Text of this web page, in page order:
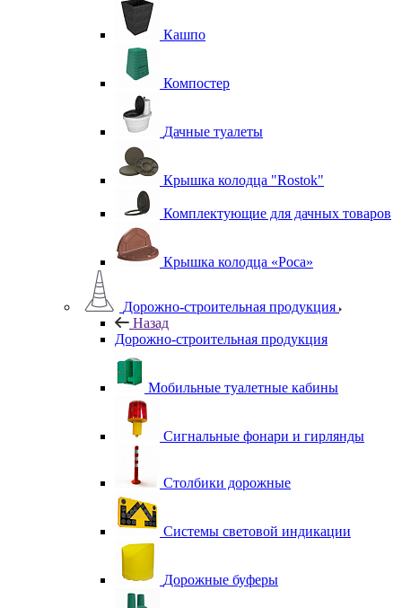
Кашпо
Компостер
Дачные туалеты
Крышка колодца "Rostok"
Комплектующие для дачных товаров
Крышка колодца «Роса»
Дорожно-строительная продукция
Назад
Дорожно-строительная продукция
Мобильные туалетные кабины
Сигнальные фонари и гирлянды
Столбики дорожные
Системы световой индикации
Дорожные буферы